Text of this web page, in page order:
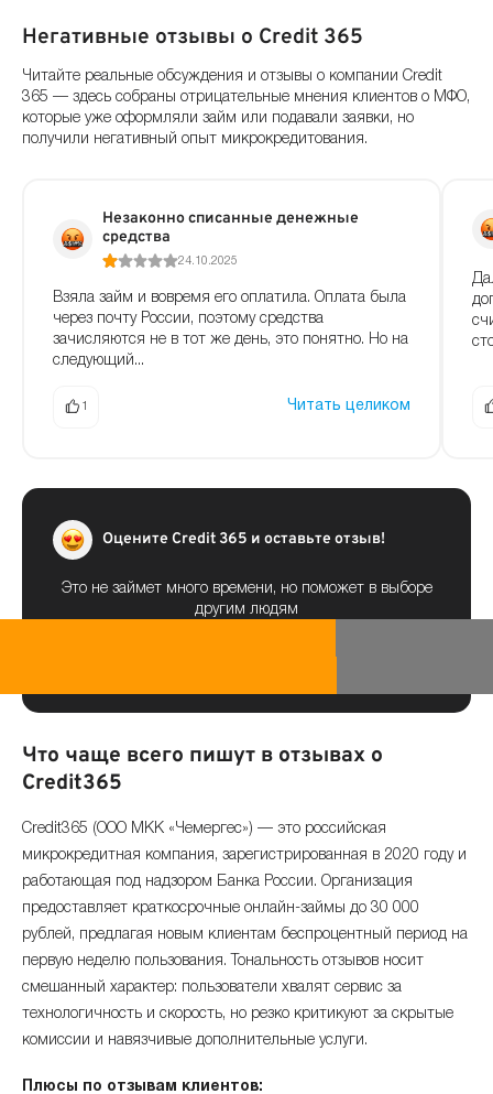
Негативные отзывы о Credit 365
Читайте реальные обсуждения и отзывы о компании Credit
365 — здесь собраны отрицательные мнения клиентов о МФО,
которые уже оформляли займ или подавали заявки, но
получили негативный опыт микрокредитования.
Незаконно списанные денежные
средства
24.10.2025
Взяла займ и вовремя его оплатила. Оплата была
через почту России, поэтому средства
зачисляются не в тот же день, это понятно. Но на
следующий...
1 Читать целиком
Оцените Credit 365 и оставьте отзыв!
Это не займет много времени, но поможет в выборе
другим людям
Что чаще всего пишут в отзывах о
Credit365
Credit365 (ООО МКК «Чемергес») — это российская
микрокредитная компания, зарегистрированная в 2020 году и
работающая под надзором Банка России. Организация
предоставляет краткосрочные онлайн-займы до 30 000
рублей, предлагая новым клиентам беспроцентный период на
первую неделю пользования. Тональность отзывов носит
смешанный характер: пользователи хвалят сервис за
технологичность и скорость, но резко критикуют за скрытые
комиссии и навязчивые дополнительные услуги.
Плюсы по отзывам клиентов: